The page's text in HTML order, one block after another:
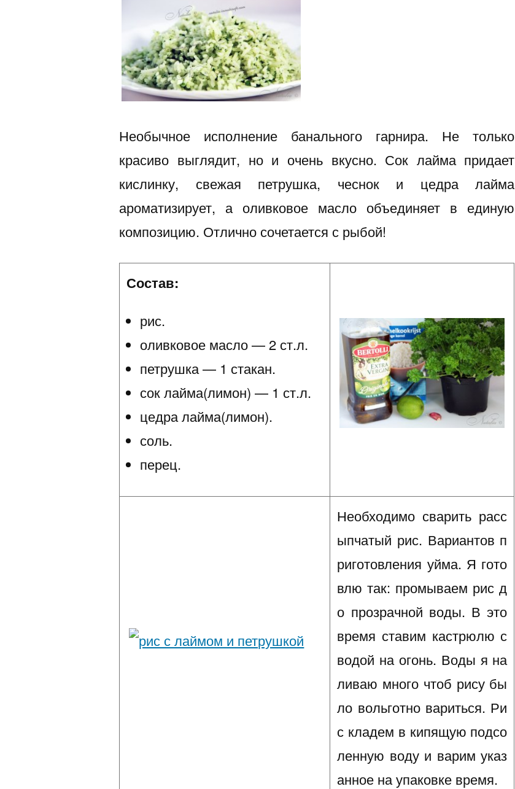
Необычное исполнение банального гарнира. Не только
красиво выглядит, но и очень вкусно. Сок лайма придает
кислинку, свежая петрушка, чеснок и цедра лайма
ароматизирует, а оливковое масло объединяет в единую
композицию. Отлично сочетается с рыбой!
Состав:
рис.
оливковое масло — 2 ст.л.
петрушка — 1 стакан.
сок лайма(лимон) — 1 ст.л.
цедра лайма(лимон).
соль.
перец.
Необходимо сварить расс
ыпчатый рис. Вариантов п
риготовления уйма. Я гото
влю так: промываем рис д
о прозрачной воды. В это
время ставим кастрюлю с
водой на огонь. Воды я на
ливаю много чтоб рису бы
ло вольготно вариться. Ри
с кладем в кипящую подсо
ленную воду и варим указ
анное на упаковке время.